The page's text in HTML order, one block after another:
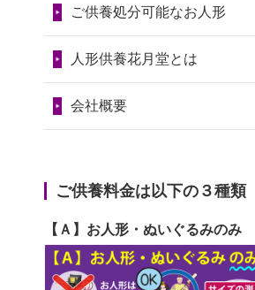
2026/07/29 12:23
2026/06/30 長年大事にしてき
た雛人形です、供養していた
2026/06/29
一緒にお雛様を出しました。
お...
人形以外はどうしてるのです
か？
人形はどうなるのでしょう
か？
しても良いですか？
令和7年2月28日(金)
第75回人形供養祭
令和7年1月17日(金)
第73回人形供養祭
第72回人形供養祭
令和6年9月9日(月)
ご供養処分可能なお人形
人形供養花月堂とは
会社概要
ご供養料金は以下の３種類
【Ａ】お人形・ぬいぐるみのみ